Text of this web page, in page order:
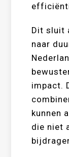
Dit sluit
naar
impact.
kunnen
die niet